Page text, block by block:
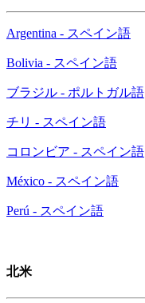
Argentina - スペイン語
Bolivia - スペイン語
ブラジル - ポルトガル語
チリ - スペイン語
コロンビア - スペイン語
México - スペイン語
Perú - スペイン語
北米